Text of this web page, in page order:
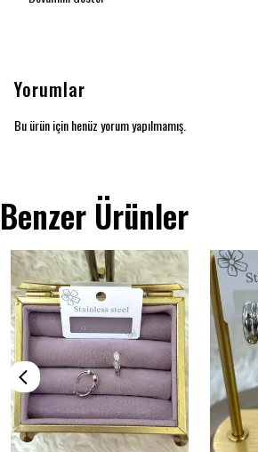
Yorumlar
Bu ürün için henüz yorum yapılmamış.
Benzer Ürünler